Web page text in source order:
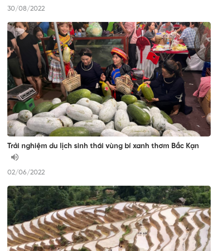
30/08/2022
Trải nghiệm du lịch sinh thái vùng bí xanh thơm Bắc Kạn
02/06/2022